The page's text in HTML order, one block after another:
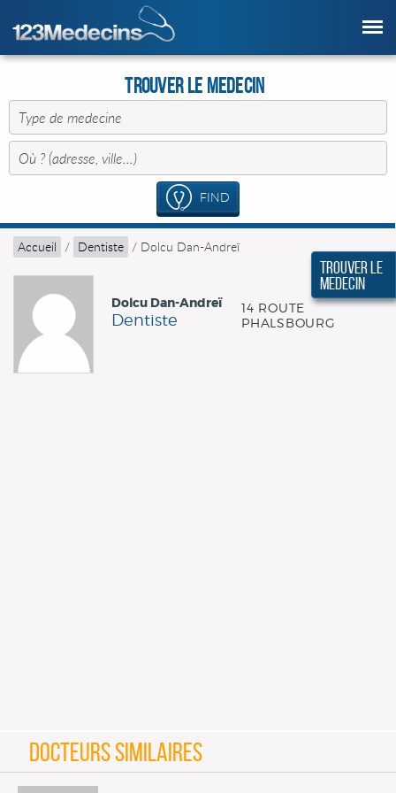
Trouver le Medecin
FIND
Accueil / Dentiste / Dolcu Dan-Andreï
Dolcu Dan-Andreï
Dentiste
14 ROUTE
PHALSBOURG
DOCTEURS SIMILAIRES
Trouver le
Medecin